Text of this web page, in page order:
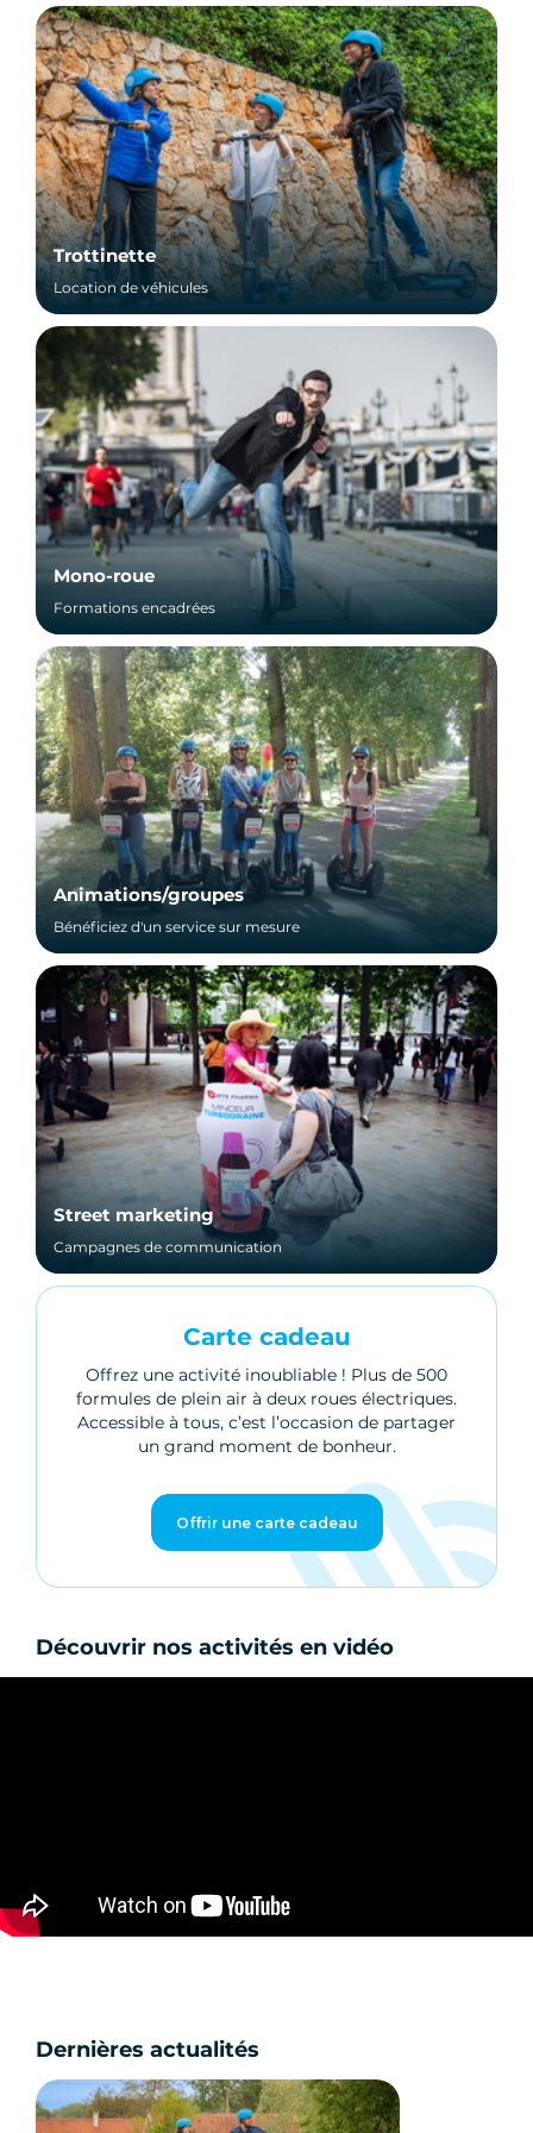
Trottinette
Location de véhicules
Mono-roue
Formations encadrées
Animations/groupes
Bénéficiez d'un service sur mesure
Street marketing
Campagnes de communication
Carte cadeau
Offrez une activité inoubliable ! Plus de 500
formules de plein air à deux roues électriques.
Accessible à tous, c’est l’occasion de partager
un grand moment de bonheur.
Offrir une carte cadeau
Découvrir nos activités en vidéo
Dernières actualités